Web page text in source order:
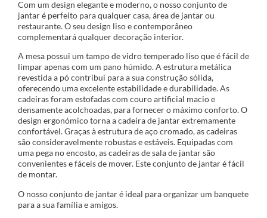
Com um design elegante e moderno, o nosso conjunto de
jantar é perfeito para qualquer casa, área de jantar ou
restaurante. O seu design liso e contemporâneo
complementará qualquer decoração interior.
A mesa possui um tampo de vidro temperado liso que é fácil de
limpar apenas com um pano húmido. A estrutura metálica
revestida a pó contribui para a sua construção sólida,
oferecendo uma excelente estabilidade e durabilidade. As
cadeiras foram estofadas com couro artificial macio e
densamente acolchoadas, para fornecer o máximo conforto. O
design ergonómico torna a cadeira de jantar extremamente
confortável. Graças à estrutura de aço cromado, as cadeiras
são consideravelmente robustas e estáveis. Equipadas com
uma pega no encosto, as cadeiras de sala de jantar são
convenientes e fáceis de mover. Este conjunto de jantar é fácil
de montar.
O nosso conjunto de jantar é ideal para organizar um banquete
para a sua família e amigos.